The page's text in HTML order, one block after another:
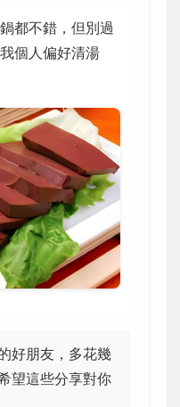
都不錯，但別過
個人偏好清湯
好朋友，多花幾
望這些分享對你